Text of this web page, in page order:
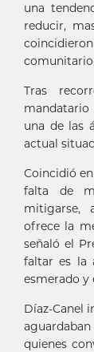
una
reducir,
Tras
mandatario
una de las
actual
Coincidió
falta de
mitigarse,
ofrece la
señaló el
faltar es la
esmerado y
Díaz-Canel
quienes